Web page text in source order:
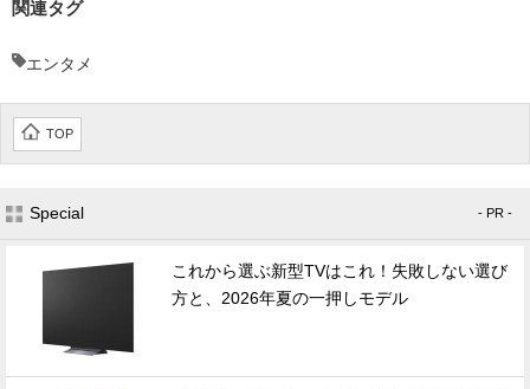
関連タグ
エンタメ
TOP
Special - PR -
これから選ぶ新型TVはこれ！失敗しない選び
方と、2026年夏の一押しモデル